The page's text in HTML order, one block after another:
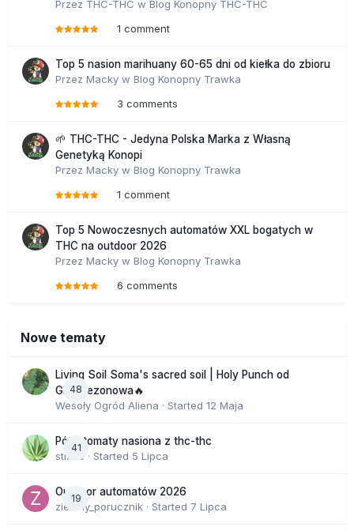
Przez THC-THC w Blog Konopny THC-THC
1 comment
Top 5 nasion marihuany 60-65 dni od kiełka do zbioru
Przez Macky w Blog Konopny Trawka
3 comments
🌱 THC-THC - Jedyna Polska Marka z Własną
Genetyką Konopi
Przez Macky w Blog Konopny Trawka
1 comment
Top 5 Nowoczesnych automatów XXL bogatych w
THC na outdoor 2026
Przez Macky w Blog Konopny Trawka
6 comments
Nowe tematy
48
Living Soil Soma's sacred soil | Holy Punch od
GHS sezonowa🔥
Wesoły Ogród Aliena · Started 12 Maja
41
Półautomaty nasiona z thc-thc
stix33 · Started 5 Lipca
19
Outdoor automatów 2026
zielony_porucznik · Started 7 Lipca